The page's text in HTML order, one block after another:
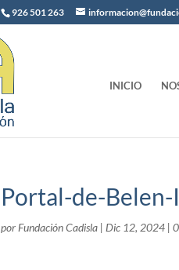
926 501 263
INICIO
Portal-de-Belen-
por Fundación Cadisla | Dic 12, 2024 |